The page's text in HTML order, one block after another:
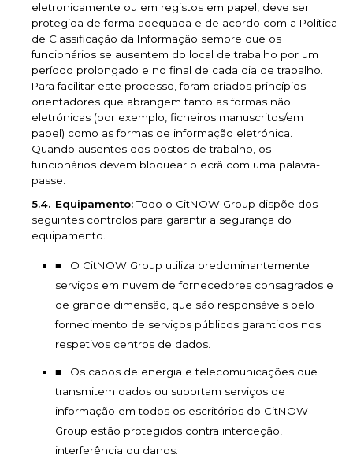
eletronicamente ou em registos em papel, deve ser
protegida de forma adequada e de acordo com a Política
de Classificação da Informação sempre que os
funcionários se ausentem do local de trabalho por um
período prolongado e no final de cada dia de trabalho.
Para facilitar este processo, foram criados princípios
orientadores que abrangem tanto as formas não
eletrónicas (por exemplo, ficheiros manuscritos/em
papel) como as formas de informação eletrónica.
Quando ausentes dos postos de trabalho, os
funcionários devem bloquear o ecrã com uma palavra-
passe.
Equipamento:Todo o CitNOW Group dispõe dos
seguintes controlos para garantir a segurança do
equipamento.
O CitNOW Group utiliza predominantemente
serviços em nuvem de fornecedores consagrados e
de grande dimensão, que são responsáveis pelo
fornecimento de serviços públicos garantidos nos
respetivos centros de dados.
Os cabos de energia e telecomunicações que
transmitem dados ou suportam serviços de
informação em todos os escritórios do CitNOW
Group estão protegidos contra interceção,
interferência ou danos.